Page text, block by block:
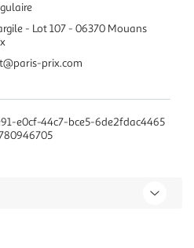
- Lot 107 - 06370 Mouans
prix.com
e0cf-44c7-bce5-6de2fdac4465